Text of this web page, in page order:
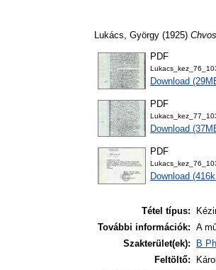
Lukács, György (1925)
PDF
Download
PDF
Download
PDF
Download
Tétel típus:
További információk: A
Szakterület(ek):
B
Feltöltő: